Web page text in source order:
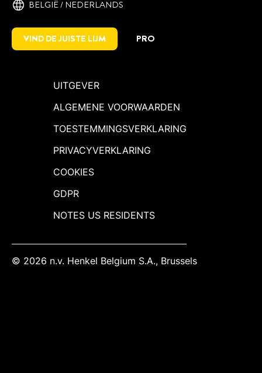
BELGIË / NEDERLANDS
VIND DE JUISTE LIJM PRO
UITGEVER
ALGEMENE VOORWAARDEN
TOESTEMMINGSVERKLARING
PRIVACYVERKLARING
COOKIES
GDPR
NOTES US RESIDENTS
© 2026 n.v. Henkel Belgium S.A., Brussels